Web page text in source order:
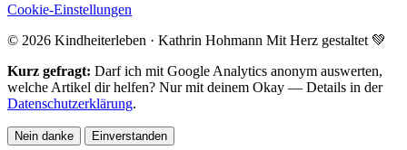
Cookie-Einstellungen
© 2026 Kindheiterleben · Kathrin Hohmann Mit Herz gestaltet 💚
Kurz gefragt: Darf ich mit Google Analytics anonym auswerten,
welche Artikel dir helfen? Nur mit deinem Okay — Details in der
Datenschutzerklärung.
Nein danke Einverstanden